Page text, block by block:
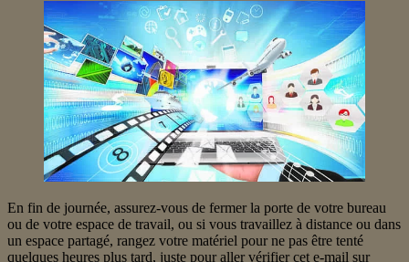
En fin de journée, assurez-vous de fermer la porte de votre bureau
ou de votre espace de travail, ou si vous travaillez à distance ou dans
un espace partagé, rangez votre matériel pour ne pas être tenté
quelques heures plus tard, juste pour aller vérifier cet e-mail sur